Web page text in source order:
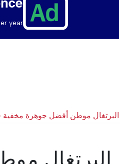
year.
البرتغال موطن أفضل جوهرة مخفية
البرتغال